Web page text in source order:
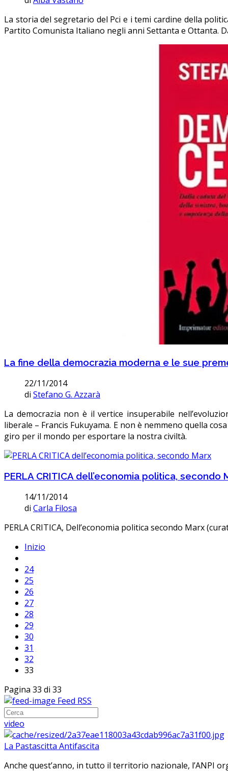
La storia del segretario del Pci e i temi cardine della
Partito Comunista Italiano negli anni Settanta e Ottanta.
La fine della democrazia moderna e le sue
22/11/2014
di Stefano G. Azzarà
La democrazia non è il vertice insuperabile
liberale – Francis Fukuyama. E non è nemmeno quella
giro per il mondo per esportare la nostra civiltà.
PERLA CRITICA dell’economia politica, secondo
14/11/2014
di Carla Filosa
PERLA CRITICA, Dell’economia politica secondo Marx
Inizio
24
25
26
27
28
29
30
31
32
33
Pagina 33 di 33
Feed RSS
video
La Pastascitta Antifascita
Anche quest’anno, in tutto il territorio nazionale, l’ANPI